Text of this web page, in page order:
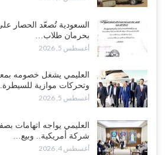
تعيد تحشيد قواتها في أهم سواحل اليمن على
أغسطس 4, 2026
“الضالع“| حملة اجتثاث سعودية لأذرع الزبيدي
أغسطس 4, 2026
“مقالات“| عِنْدَما يَغِيب الأَقربون.. وَتَضِيق بِلَاد
هِيَ الحِضْنُ الدَّافِئُ…
أغسطس 4, 2026
السعودية تُصعّد الحصار
بحرمان طلاب…
أغسطس 5, 2026
العليمي يشغل خصومه
وتحركات موازية
أغسطس 5, 2026
العليمي يواجه اتهامات
شركة أمريكية.. وبيع…
أغسطس 4, 2026